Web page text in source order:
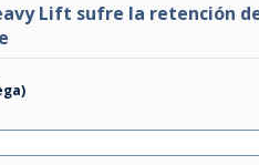
Lift sufre la retención